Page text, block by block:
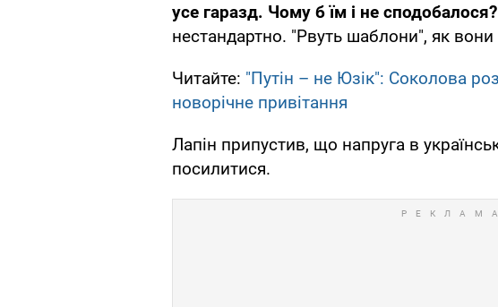
усе гаразд. Чому б їм і не сподобалося?
нестандартно. "Рвуть шаблони", як вони
Читайте: "Путін – не Юзік": Соколова
новорічне привітання
Лапін припустив, що напруга в
посилитися.